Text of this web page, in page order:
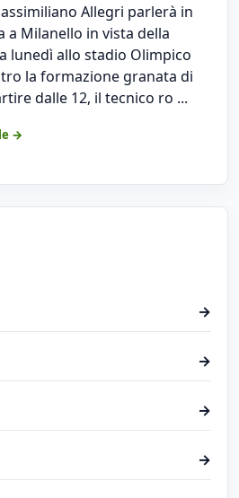
Allegri parlerà in
a Milanello in vista della
lunedì allo stadio Olimpico
la formazione granata di
dalle 12, il tecnico ro ...
→
→
→
→
→